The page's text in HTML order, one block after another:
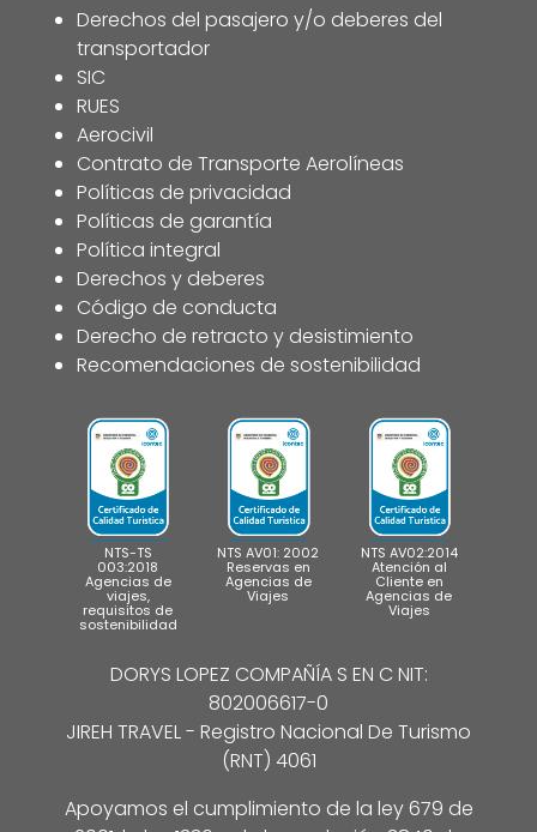
Derechos del pasajero y/o deberes del
transportador
SIC
RUES
Aerocivil
Contrato de Transporte Aerolíneas
Políticas de privacidad
Políticas de garantía
Política integral
Derechos y deberes
Código de conducta
Derecho de retracto y desistimiento
Recomendaciones de sostenibilidad
NTS-TS
003:2018
Agencias de
viajes,
requisitos de
sostenibilidad
NTS AV01: 2002
Reservas en
Agencias de
Viajes
NTS AV02:2014
Atención al
Cliente en
Agencias de
Viajes
DORYS LOPEZ COMPAÑÍA S EN C NIT:
802006617-0
JIREH TRAVEL - Registro Nacional De Turismo
(RNT) 4061
Apoyamos el cumplimiento de la ley 679 de